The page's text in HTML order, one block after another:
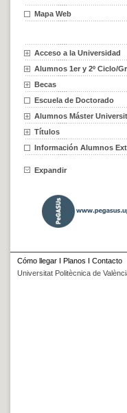
Mapa Web
Acceso a la Universidad
Alumnos 1er y 2º Ciclo/
Becas
Escuela de Doctorado
Alumnos Máster
Títulos
Información Alumnos
Expandir
Cómo llegar I Planos I Contacto
Universitat Politècnica de